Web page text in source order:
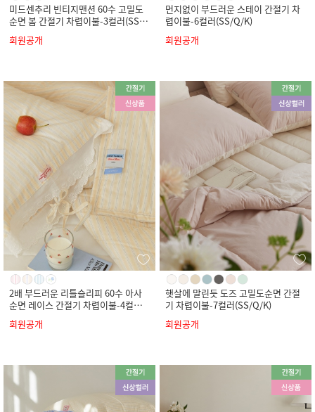
미드센추리 빈티지맨션 60수 고밀도
순면 봄 간절기 차렵이불-3컬러(SS/
Q/K)
회원공개
먼지없이 부드러운 스테이 간절기 차
렵이불-6컬러(SS/Q/K)
회원공개
2배 부드러운 리틀슬리피 60수 아사
순면 레이스 간절기 차렵이불-4컬러
회원공개
햇살에 말린듯 도즈 고밀도순면 간절
기 차렵이불-7컬러(SS/Q/K)
회원공개